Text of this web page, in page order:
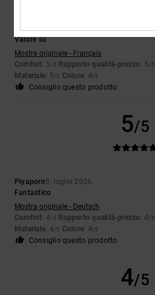
Jorris9. luglio 2026
Valore su
Mostra originale - Français
Comfort: 5/5 Rapporto qualità-prezzo : 5/5
Materiale: 5/5 Colore: 4/5
Consiglio questo prodotto
5/5
Piyaporn9. luglio 2026
Fantastico
Mostra originale - Deutsch
Comfort: 4/5 Rapporto qualità-prezzo : 4/5
Materiale: 4/5 Colore: 4/5
Consiglio questo prodotto
4/5